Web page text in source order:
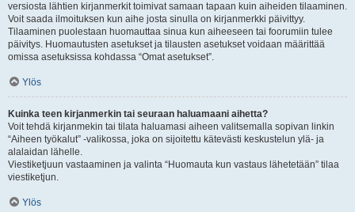
versiosta lähtien kirjanmerkit toimivat samaan tapaan kuin aiheiden tilaaminen.
Voit saada ilmoituksen kun aihe josta sinulla on kirjanmerkki päivittyy.
Tilaaminen puolestaan huomauttaa sinua kun aiheeseen tai foorumiin tulee
päivitys. Huomautusten asetukset ja tilausten asetukset voidaan määrittää
omissa asetuksissa kohdassa “Omat asetukset”.
Ylös
Kuinka teen kirjanmerkin tai seuraan haluamaani aihetta?
Voit tehdä kirjanmekin tai tilata haluamasi aiheen valitsemalla sopivan linkin
“Aiheen työkalut” -valikossa, joka on sijoitettu kätevästi keskustelun ylä- ja
alalaidan lähelle.
Viestiketjuun vastaaminen ja valinta “Huomauta kun vastaus lähetetään” tilaa
viestiketjun.
Ylös